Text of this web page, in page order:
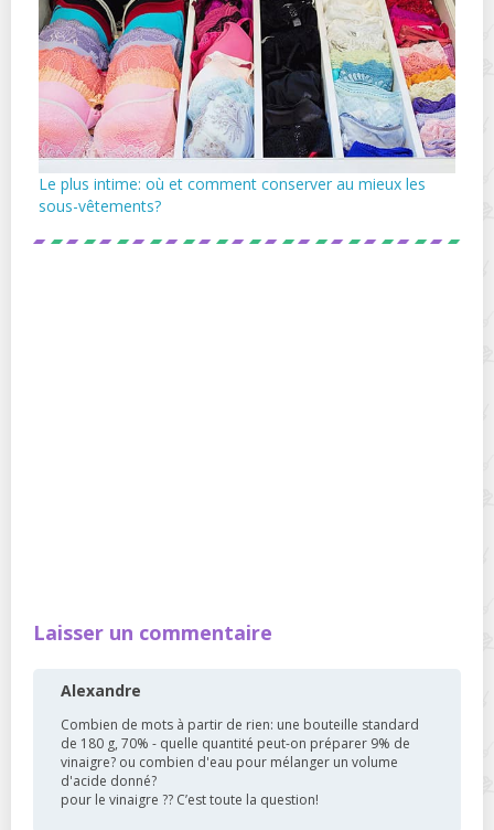
Le plus intime: où et comment conserver au mieux les
sous-vêtements?
Laisser un commentaire
Alexandre
Combien de mots à partir de rien: une bouteille standard
de 180 g, 70% - quelle quantité peut-on préparer 9% de
vinaigre? ou combien d'eau pour mélanger un volume
d'acide donné?
pour le vinaigre ?? C’est toute la question!